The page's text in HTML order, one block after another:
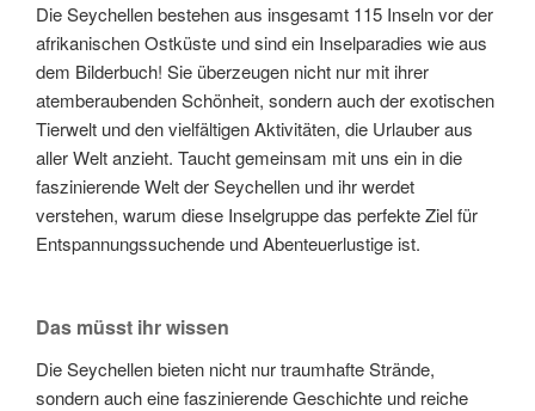
Die Seychellen bestehen aus insgesamt 115 Inseln vor der
afrikanischen Ostküste und sind ein Inselparadies wie aus
dem Bilderbuch! Sie überzeugen nicht nur mit ihrer
atemberaubenden Schönheit, sondern auch der exotischen
Tierwelt und den vielfältigen Aktivitäten, die Urlauber aus
aller Welt anzieht. Taucht gemeinsam mit uns ein in die
faszinierende Welt der Seychellen und ihr werdet
verstehen, warum diese Inselgruppe das perfekte Ziel für
Entspannungssuchende und Abenteuerlustige ist.
Das müsst ihr wissen
Die Seychellen bieten nicht nur traumhafte Strände,
sondern auch eine faszinierende Geschichte und reiche